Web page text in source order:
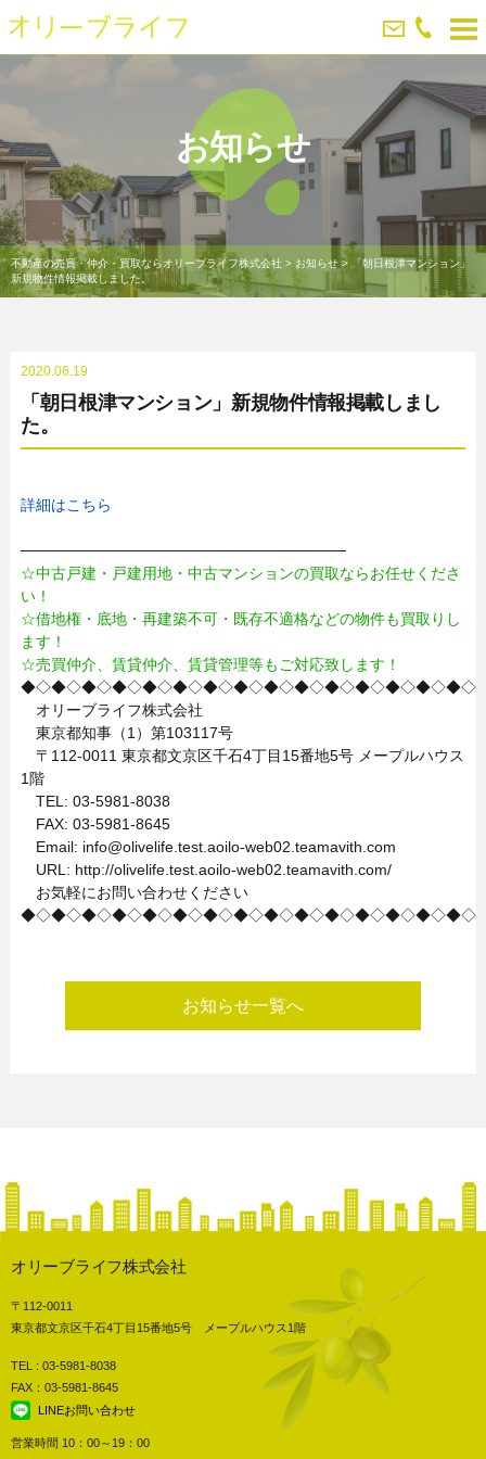
お知らせ
不動産の売買・仲介・買取ならオリーブライフ株式会社 > お知らせ> 「朝日根津マンション」
新規物件情報掲載しました。
2020.06.19
「朝日根津マンション」新規物件情報掲載しまし
た。
詳細はこちら
──────────────────────────────
☆中古戸建・戸建用地・中古マンションの買取ならお任せくださ
い！
☆借地権・底地・再建築不可・既存不適格などの物件も買取りし
ます！
☆売買仲介、賃貸仲介、賃貸管理等もご対応致します！
◆◇◆◇◆◇◆◇◆◇◆◇◆◇◆◇◆◇◆◇◆◇◆◇◆◇◆◇◆◇
オリーブライフ株式会社
東京都知事（1）第103117号
〒112-0011 東京都文京区千石4丁目15番地5号 メープルハウス
1階
TEL: 03-5981-8038
FAX: 03-5981-8645
Email: info@olivelife.test.aoilo-web02.teamavith.com
URL: http://olivelife.test.aoilo-web02.teamavith.com/
お気軽にお問い合わせください
◆◇◆◇◆◇◆◇◆◇◆◇◆◇◆◇◆◇◆◇◆◇◆◇◆◇◆◇◆◇
お知らせ一覧へ
オリーブライフ株式会社
〒112-0011
東京都文京区千石4丁目15番地5号 メープルハウス1階
TEL : 03-5981-8038
FAX：03-5981-8645
LINEお問い合わせ
営業時間 10：00～19：00